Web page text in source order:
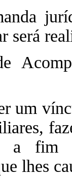
será
um
a fim
lhes